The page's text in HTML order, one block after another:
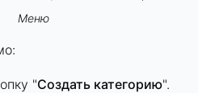
Меню
"Создать категорию".